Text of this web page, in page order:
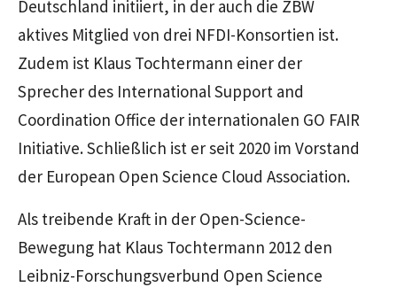
Deutschland initiiert, in der auch die ZBW
aktives Mitglied von drei NFDI-Konsortien ist.
Zudem ist Klaus Tochtermann einer der
Sprecher des International Support and
Coordination Office der internationalen GO FAIR
Initiative. Schließlich ist er seit 2020 im Vorstand
der European Open Science Cloud Association.
Als treibende Kraft in der Open-Science-
Bewegung hat Klaus Tochtermann 2012 den
Leibniz-Forschungsverbund Open Science